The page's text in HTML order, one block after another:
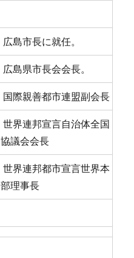
広島市長に就任。
広島県市長会会長。
国際親善都市連盟副会長
世界連邦宣言自治体全国
協議会会長
世界連邦都市宣言世界本
部理事長